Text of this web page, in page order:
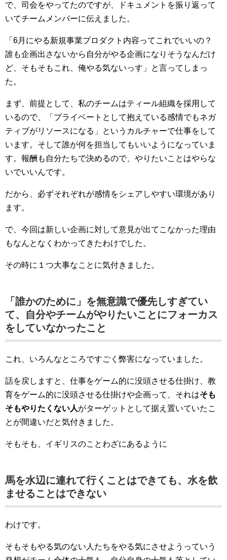
で、司会をやってたのですが、ドキュメントを振り返って
いてチームメンバーに伝えました。
「6月にやる新規事業プロダクト内容ってこれでいいの？
誰も企画出さないから自分がやる企画になりそうなんだけ
ど、そもそもこれ、俺やる気ないっす」と言ってしまっ
た。
まず、前提として、私のチームはティール組織を採用して
いるので、「プライベートとして抱えている感情でもネガ
ティブがリソースになる」というカルチャーで仕事をして
います。そして誰が何を担当してもいいようになっていま
す。報酬も自分たちで決めるので、やりたいことはやらな
いでいいんです。
だから、必ずそれぞれが感情をシェアしやすい環境があり
ます。
で、今回は新しい企画に対して意見が出てこなかった理由
もなんとなくわかってきたわけでした。
その時に１つ大事なことに気付きました。
「誰かのために」を無意識で優先しすぎてい
て、自分やチームがやりたいことにフォーカス
をしていなかったこと
これ、いろんなところですごく弊害になっていました。
話を戻しますと、仕事をゲーム的に没頭させる仕掛け、教
育をゲーム的に没頭させる仕掛けや企画って、それはそも
そもやりたくない人がターゲットとして据え置いていたこ
とが間違いだと気付きました。
そもそも、イギリスのことわざにあるように
馬を水辺に連れて行くことはできても、水を飲
ませることはできない
わけです。
そもそもやる気のない人たちをやる気にさせようっていう